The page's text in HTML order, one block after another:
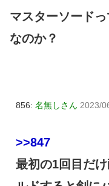
マスターソード
なのか？
856: 名無しさん 2023/
>>847
最初の1回目だ